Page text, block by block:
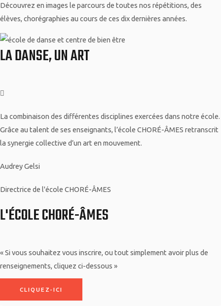
Découvrez en images le parcours de toutes nos répétitions, des
élèves, chorégraphies au cours de ces dix dernières années.
LA DANSE, UN ART
La combinaison des différentes disciplines exercées dans notre école.
Grâce au talent de ses enseignants, l’école CHORÉ-ÂMES retranscrit
la synergie collective d’un art en mouvement.
Audrey Gelsi
Directrice de l'école CHORÉ-ÂMES
L'ÉCOLE CHORÉ-ÂMES
« Si vous souhaitez vous inscrire, ou tout simplement avoir plus de
renseignements, cliquez ci-dessous »
CLIQUEZ-ICI